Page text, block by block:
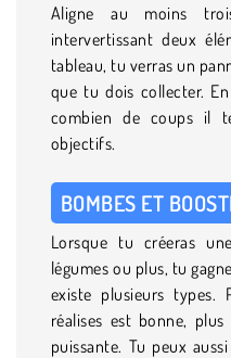
Aligne au moins
intervertissant deux
tableau, tu verras un
que tu dois collecter.
combien de coups il
objectifs.
BOMBES ET
Lorsque tu créeras
légumes ou plus, tu
existe plusieurs types.
réalises est bonne,
puissante. Tu peux